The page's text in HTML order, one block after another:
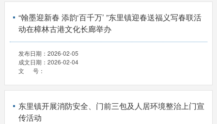
“翰墨迎新春 添韵‘百千万’ ”东里镇迎春送福义写春联活
动在樟林古港文化长廊举办
发布日期： 2026-02-05
成文日期： 2026-02-04
文 号：
东里镇开展消防安全、门前三包及人居环境整治上门宣
传活动